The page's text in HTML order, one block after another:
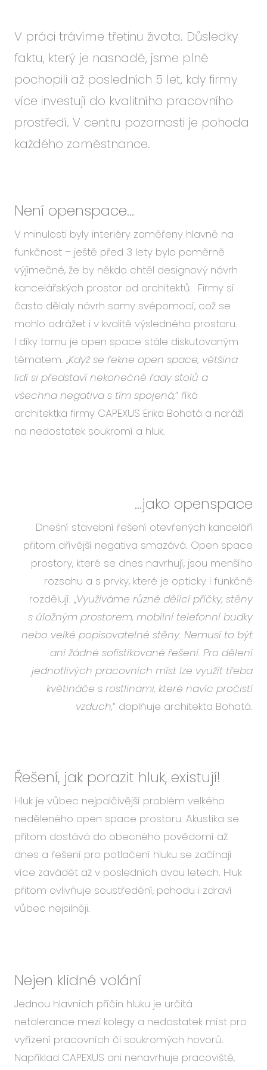
V práci trávíme třetinu života. Důsledky
faktu, který je nasnadě, jsme plně
pochopili až posledních 5 let, kdy firmy
více investují do kvalitního pracovního
prostředí. V centru pozornosti je pohoda
každého zaměstnance.
Není openspace...
V minulosti byly interiéry zaměřeny hlavně na
funkčnost – ještě před 3 lety bylo poměrně
výjimečné, že by někdo chtěl designový návrh
kancelářských prostor od architektů. Firmy si
často dělaly návrh samy svépomocí, což se
mohlo odrážet i v kvalitě výsledného prostoru.
I díky tomu je open space stále diskutovaným
tématem. „Když se řekne open space, většina
lidí si představí nekonečné řady stolů a
všechna negativa s tím spojená,“ říká
architektka firmy CAPEXUS Erika Bohatá a naráží
na nedostatek soukromí a hluk.
...jako openspace
Dnešní stavební řešení otevřených kanceláří
přitom dřívější negativa smazává. Open space
prostory, které se dnes navrhují, jsou menšího
rozsahu a s prvky, které je opticky i funkčně
rozdělují. „Využíváme různé dělící příčky, stěny
s úložným prostorem, mobilní telefonní budky
nebo velké popisovatelné stěny. Nemusí to být
ani žádné sofistikované řešení. Pro dělení
jednotlivých pracovních míst lze využít třeba
květináče s rostlinami, které navíc pročistí
vzduch,“ doplňuje architekta Bohatá.
Řešení, jak porazit hluk, existují!
Hluk je vůbec nejpalčivější problém velkého
neděleného open space prostoru. Akustika se
přitom dostává do obecného povědomí až
dnes a řešení pro potlačení hluku se začínají
více zavádět až v posledních dvou letech. Hluk
přitom ovlivňuje soustředění, pohodu i zdraví
vůbec nejsilněji.
Nejen klidné volání
Jednou hlavních příčin hluku je určitá
netolerance mezi kolegy a nedostatek míst pro
vyřízení pracovních či soukromých hovorů.
Například CAPEXUS ani nenavrhuje pracoviště,